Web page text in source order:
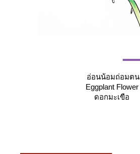
อ่อนน้อมถ่อมตน
Eggplant Flower
ดอกมะเขือ